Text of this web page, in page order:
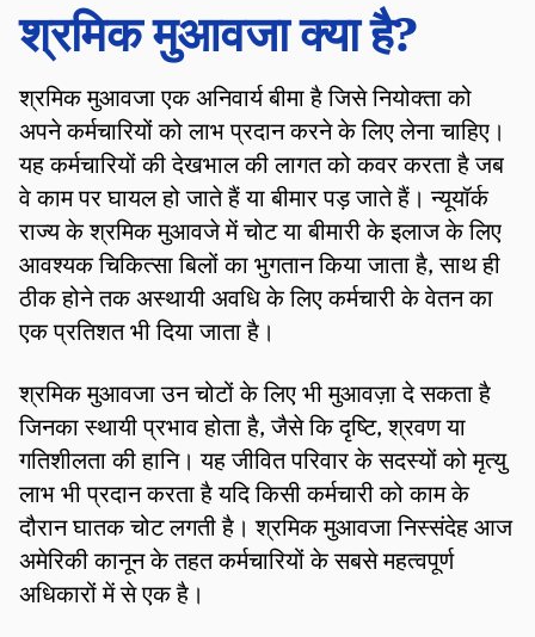
श्रमिक मुआवजा क्या है?
श्रमिक मुआवजा एक अनिवार्य बीमा है जिसे नियोक्ता को
अपने कर्मचारियों को लाभ प्रदान करने के लिए लेना चाहिए।
यह कर्मचारियों की देखभाल की लागत को कवर करता है जब
वे काम पर घायल हो जाते हैं या बीमार पड़ जाते हैं। न्यूयॉर्क
राज्य के श्रमिक मुआवजे में चोट या बीमारी के इलाज के लिए
आवश्यक चिकित्सा बिलों का भुगतान किया जाता है, साथ ही
ठीक होने तक अस्थायी अवधि के लिए कर्मचारी के वेतन का
एक प्रतिशत भी दिया जाता है।
श्रमिक मुआवजा उन चोटों के लिए भी मुआवज़ा दे सकता है
जिनका स्थायी प्रभाव होता है, जैसे कि दृष्टि, श्रवण या
गतिशीलता की हानि। यह जीवित परिवार के सदस्यों को मृत्यु
लाभ भी प्रदान करता है यदि किसी कर्मचारी को काम के
दौरान घातक चोट लगती है। श्रमिक मुआवजा निस्संदेह आज
अमेरिकी कानून के तहत कर्मचारियों के सबसे महत्वपूर्ण
अधिकारों में से एक है।